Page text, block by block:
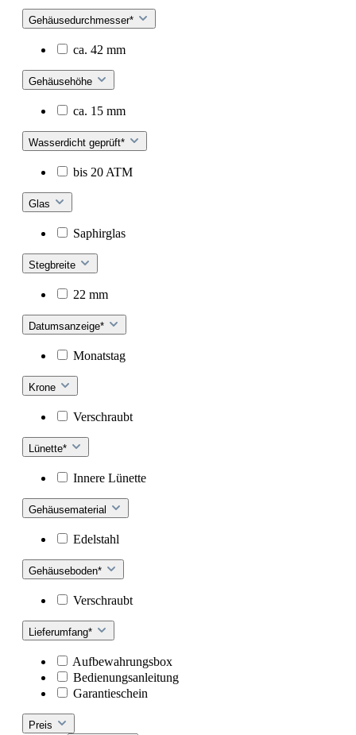
Gehäusedurchmesser*
ca. 42 mm
Gehäusehöhe
ca. 15 mm
Wasserdicht geprüft*
bis 20 ATM
Glas
Saphirglas
Stegbreite
22 mm
Datumsanzeige*
Monatstag
Krone
Verschraubt
Lünette*
Innere Lünette
Gehäusematerial
Edelstahl
Gehäuseboden*
Verschraubt
Lieferumfang*
Aufbewahrungsbox
Bedienungsanleitung
Garantieschein
Preis